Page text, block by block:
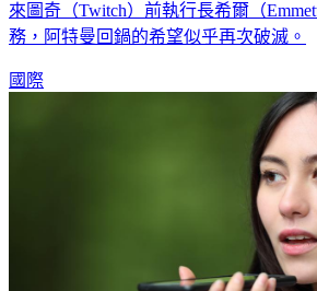
來圖奇（Twitch）前執行長希爾（
務，阿特曼回鍋的希望似乎再次破滅。
國際